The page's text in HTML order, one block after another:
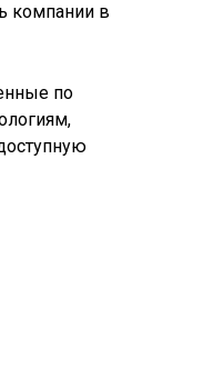
компании в
по